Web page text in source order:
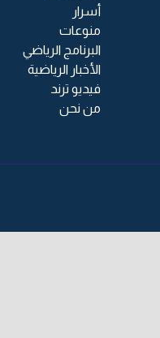
أسرار
منوعات
البرنامج الرياضي
الأخبار الرياضية
فيديو ترند
من نحن